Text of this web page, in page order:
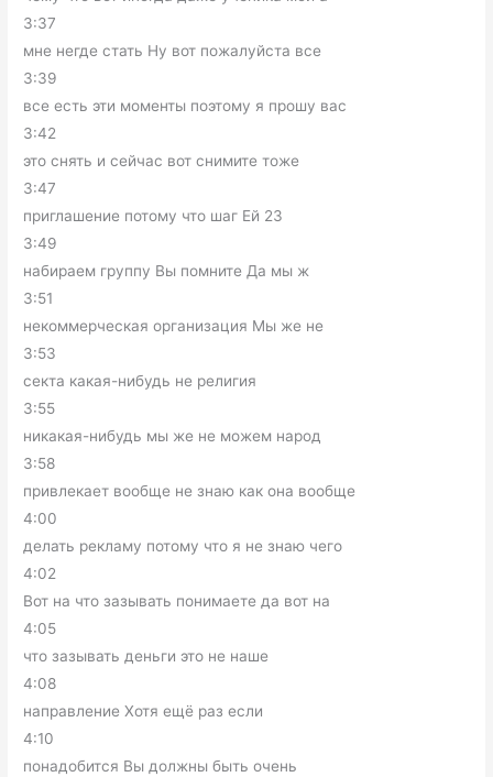
3:37
мне негде стать Ну вот пожалуйста все
3:39
все есть эти моменты поэтому я прошу вас
3:42
это снять и сейчас вот снимите тоже
3:47
приглашение потому что шаг Ей 23
3:49
набираем группу Вы помните Да мы ж
3:51
некоммерческая организация Мы же не
3:53
секта какая-нибудь не религия
3:55
никакая-нибудь мы же не можем народ
3:58
привлекает вообще не знаю как она вообще
4:00
делать рекламу потому что я не знаю чего
4:02
Вот на что зазывать понимаете да вот на
4:05
что зазывать деньги это не наше
4:08
направление Хотя ещё раз если
4:10
понадобится Вы должны быть очень